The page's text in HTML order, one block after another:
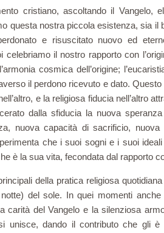
cristiano, ascoltando il Vangelo,
questa nostra piccola esistenza, sia
e risuscitato nuovo ed
celebriamo il nostro rapporto con
cosmica dell’origine;
il perdono ricevuto e dato.
e la religiosa fiducia nell’altro
dalla sfiducia la nuova
nuova capacità di sacrificio,
che i suoi sogni e i suoi
è la sua vita, fecondata dal rapporto
della pratica religiosa
del sole. In quei momenti
carità del Vangelo e la silenziosa
unisce, dando il contributo che gli